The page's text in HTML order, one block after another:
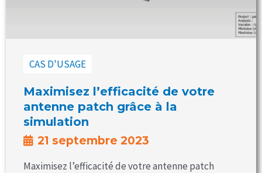
CAS D'USAGE
Maximisez l’efficacité de votre
antenne patch grâce à la
simulation
21 septembre 2023
Maximisez l’efficacité de votre antenne patch